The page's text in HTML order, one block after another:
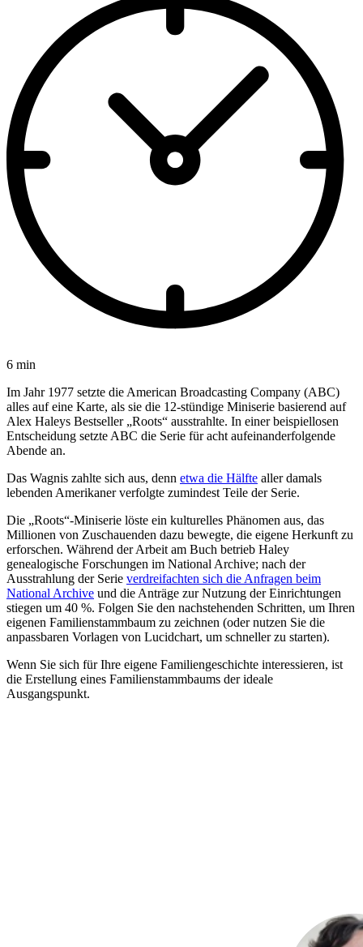
6 min
Im Jahr 1977 setzte die American Broadcasting Company (ABC)
alles auf eine Karte, als sie die 12-stündige Miniserie basierend auf
Alex Haleys Bestseller „Roots“ ausstrahlte. In einer beispiellosen
Entscheidung setzte ABC die Serie für acht aufeinanderfolgende
Abende an.
Das Wagnis zahlte sich aus, denn etwa die Hälfte aller damals
lebenden Amerikaner verfolgte zumindest Teile der Serie.
Die „Roots“-Miniserie löste ein kulturelles Phänomen aus, das
Millionen von Zuschauenden dazu bewegte, die eigene Herkunft zu
erforschen. Während der Arbeit am Buch betrieb Haley
genealogische Forschungen im National Archive; nach der
Ausstrahlung der Serie verdreifachten sich die Anfragen beim
National Archive und die Anträge zur Nutzung der Einrichtungen
stiegen um 40 %. Folgen Sie den nachstehenden Schritten, um Ihren
eigenen Familienstammbaum zu zeichnen (oder nutzen Sie die
anpassbaren Vorlagen von Lucidchart, um schneller zu starten).
Wenn Sie sich für Ihre eigene Familiengeschichte interessieren, ist
die Erstellung eines Familienstammbaums der ideale
Ausgangspunkt.